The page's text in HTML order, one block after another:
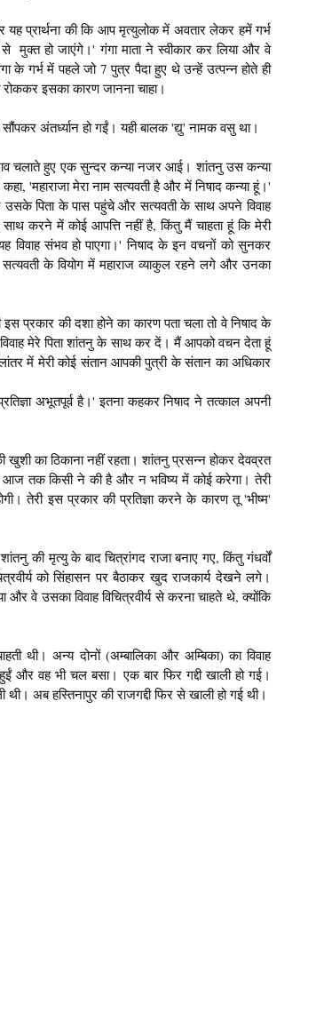
प्रार्थना की कि आप मृत्युलोक में अवतार लेकर हमें गर्भ
मुक्त हो जाएंगे।' गंगा माता ने स्वीकार कर लिया और वे
के गर्भ में पहले जो 7 पुत्र पैदा हुए थे उन्हें उत्पन्न होते ही
इसका कारण जानना चाहा।
अंतर्ध्यान हो गईं। यही बालक 'द्यु' नामक वसु था।
चलाते हुए एक सुन्दर कन्या नजर आई। शांतनु उस कन्या
'महाराजा मेरा नाम सत्यवती है और में निषाद कन्या हूं।'
उसके पिता के पास पहुंचे और सत्यवती के साथ अपने विवाह
करने में कोई आपत्ति नहीं है, किंतु मैं चाहता हूं कि मेरी
विवाह संभव हो पाएगा।' निषाद के इन वचनों को सुनकर
के वियोग में महाराज व्याकुल रहने लगे और उनका
प्रकार की दशा होने का कारण पता चला तो वे निषाद के
मेरे पिता शांतनु के साथ कर दें। मैं आपको वचन देता हूं
में मेरी कोई संतान आपकी पुत्री के संतान का अधिकार
अभूतपूर्व है।' इतना कहकर निषाद ने तत्काल अपनी
खुशी का ठिकाना नहीं रहता। शांतनु प्रसन्न होकर देवव्रत
आज तक किसी ने की है और न भविष्य में कोई करेगा। तेरी
तेरी इस प्रकार की प्रतिज्ञा करने के कारण तू 'भीष्म'
की मृत्यु के बाद चित्रांगद राजा बनाए गए, किंतु गंधर्वों
को सिंहासन पर बैठाकर खुद राजकार्य देखने लगे।
और वे उसका विवाह विचित्रवीर्य से करना चाहते थे, क्योंकि
थी। अन्य दोनों (अम्बालिका और अम्बिका) का विवाह
और वह भी चल बसा। एक बार फिर गद्दी खाली हो गई।
अब हस्तिनापुर की राजगद्दी फिर से खाली हो गई थी।